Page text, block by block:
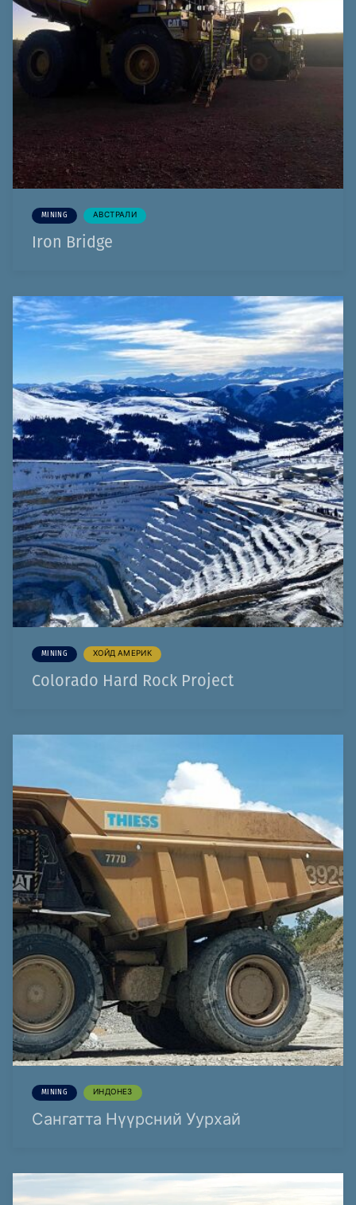
MINING АВСТРАЛИ
Iron Bridge
MINING ХОЙД АМЕРИК
Colorado Hard Rock Project
MINING ИНДОНЕЗ
Сангатта Нүүрсний Уурхай